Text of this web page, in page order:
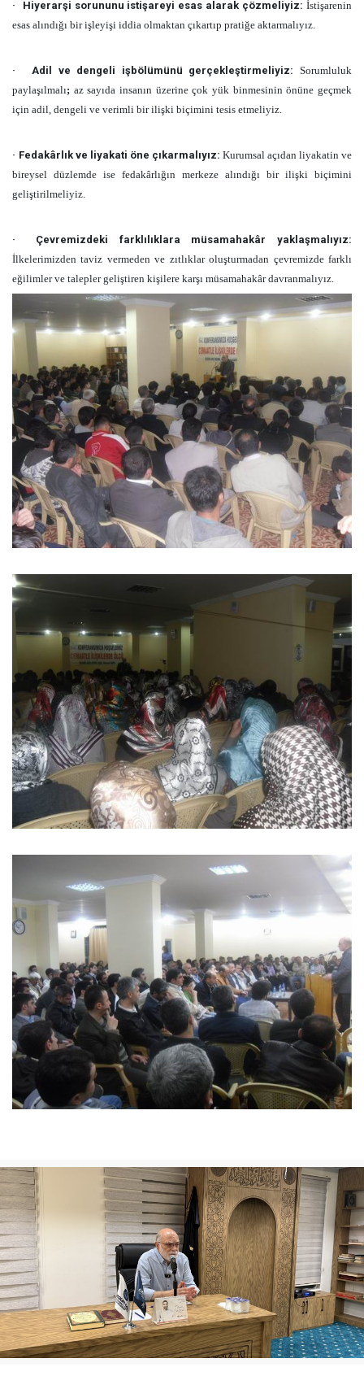
· Hiyerarşi sorununu istişareyi esas alarak çözmeliyiz:İstişarenin
esas alındığı bir işleyişi iddia olmaktan çıkartıp pratiğe aktarmalıyız.
· Adil ve dengeli işbölümünü gerçekleştirmeliyiz: Sorumluluk
paylaşılmalı; az sayıda insanın üzerine çok yük binmesinin önüne geçmek
için adil, dengeli ve verimli bir ilişki biçimini tesis etmeliyiz.
· Fedakârlık ve liyakati öne çıkarmalıyız: Kurumsal açıdan liyakatin ve
bireysel düzlemde ise fedakârlığın merkeze alındığı bir ilişki biçimini
geliştirilmeliyiz.
·
Çevremizdeki farklılıklara müsamahakâr yaklaşmalıyız:
İlkelerimizden taviz vermeden ve zıtlıklar oluşturmadan çevremizde farklı
eğilimler ve talepler geliştiren kişilere karşı müsamahakâr davranmalıyız.